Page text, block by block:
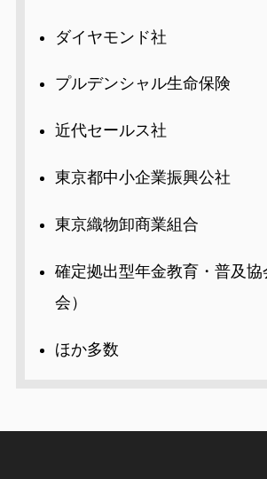
ダイヤモンド社
プルデンシャル生命保険
近代セールス社
東京都中小企業振興公社
東京織物卸商業組合
確定拠出型年金教育・普及協
会）
ほか多数